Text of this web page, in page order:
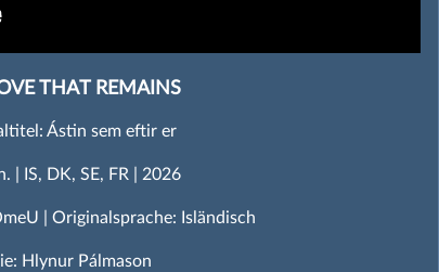
THAT REMAINS
Ástin sem eftir er
| IS, DK, SE, FR | 2026
| Originalsprache: Isländisch
Hlynur Pálmason